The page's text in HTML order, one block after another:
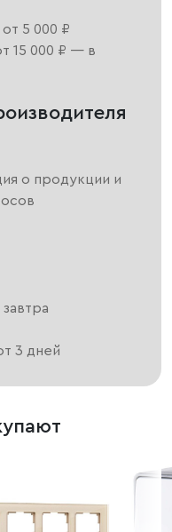
5 000 ₽
15 000 ₽ — в
о продукции и
3 дней